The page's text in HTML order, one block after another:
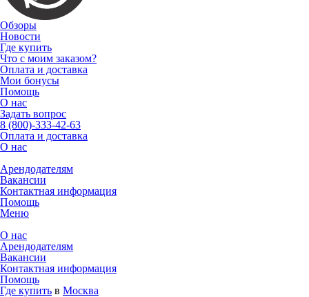
Обзоры
Новости
Где купить
Что с моим заказом?
Оплата и доставка
Мои бонусы
Помощь
О нас
Задать вопрос
8 (800)-333-42-63
Оплата и доставка
О нас
Арендодателям
Вакансии
Контактная информация
Помощь
Меню
О нас
Арендодателям
Вакансии
Контактная информация
Помощь
Где купить в Москва